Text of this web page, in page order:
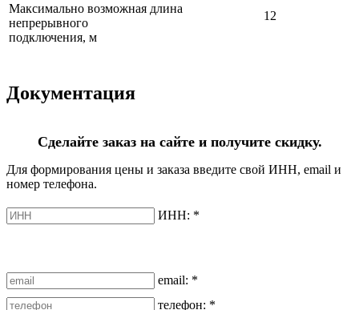
Максимально возможная длина
непрерывного
подключения, м
12
Документация
Сделайте заказ на сайте и получите скидку.
Для формирования цены и заказа введите свой ИНН, email и
номер телефона.
ИНН: *
email: *
телефон: *